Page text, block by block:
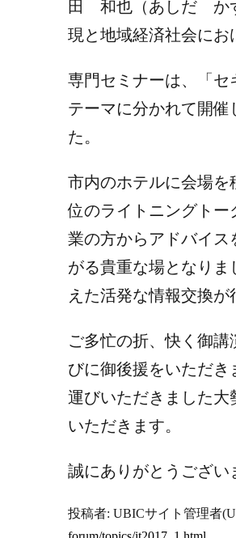
田 和也 （あしだ か
現と地域経済社会に
専門セミナーは、「
テーマに分かれて開
た。
市内のホテルに会場
位のライトニングト
業の方からアドバイ
がる貴重な場となり
えた活発な情報交換
ご多忙の折、快く御
びに御後援をいただき
運びいただきました
いただきます。
誠にありがとうござい
投稿者: UBICサイト管理者